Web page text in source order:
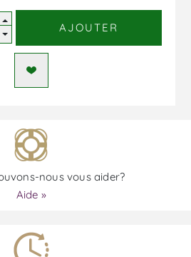
AJOUTER
nous vous aider?
Aide »